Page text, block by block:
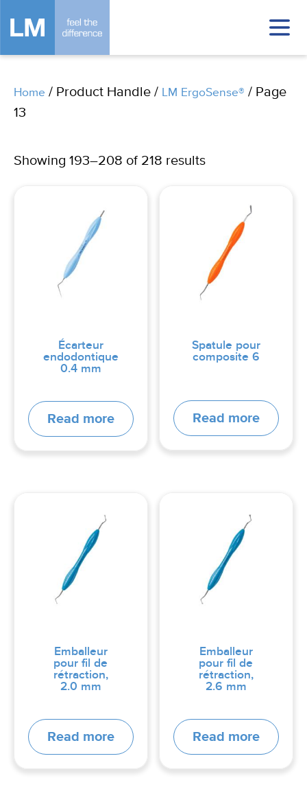
Home / Product Handle / LM ErgoSense® / Page
13
Showing 193–208 of 218 results
Écarteur
endodontique
0.4 mm
Read more
Spatule pour
composite 6
Read more
Emballeur
pour fil de
rétraction,
2.0 mm
Read more
Emballeur
pour fil de
rétraction,
2.6 mm
Read more